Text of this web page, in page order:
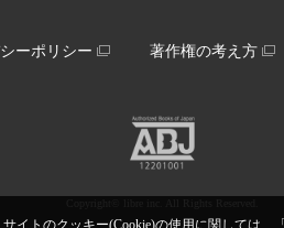
イトのクッキー(Cookie)の使用に関しては、「
ーポリシー 著作権の考え方